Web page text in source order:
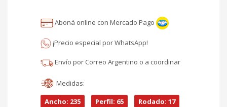
era:
$676.448.
precio
actual
es:
$574.981.
Aboná online con Mercado Pago
¡Precio especial por WhatsApp!
Envío por Correo Argentino o a coordinar
Medidas:
Ancho: 235
Perfil: 65 Rodado: 17